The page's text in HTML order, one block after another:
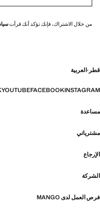
من خلال الاشتراك، فإنك تؤكد أنك قرأت
قطر ·العربية
INSTAGRAM
FACEBOOK
YOUTUBE
مساعدة
مشترياتي
الإرجاع
الشركة
فرص العمل لدى MANGO